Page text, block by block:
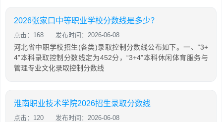
2026张家口中等职业学校分数线是多少？
点击：168 发布时间：2026-06-08
河北省中职学校招生(各类)录取控制分数线公布如下。一、“3+
4”本科录取控制分数线定为452分，“3+4”本科休闲体育服务与
管理专业文化录取控制分数线
淮南职业技术学院2026招生录取分数线
点击：120 发布时间：2026-06-08